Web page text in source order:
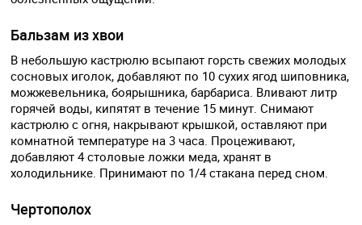
Бальзам из хвои
В небольшую кастрюлю всыпают горсть свежих молодых
сосновых иголок, добавляют по 10 сухих ягод шиповника,
можжевельника, боярышника, барбариса. Вливают литр
горячей воды, кипятят в течение 15 минут. Снимают
кастрюлю с огня, накрывают крышкой, оставляют при
комнатной температуре на 3 часа. Процеживают,
добавляют 4 столовые ложки меда, хранят в
холодильнике. Принимают по 1/4 стакана перед сном.
Чертополох